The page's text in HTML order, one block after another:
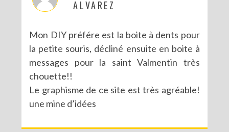
ALVAREZ
Mon DIY préfére est la boite à dents pour
la petite souris, décliné ensuite en boite à
messages pour la saint Valmentin très
chouette!!
Le graphisme de ce site est très agréable!
une mine d’idées